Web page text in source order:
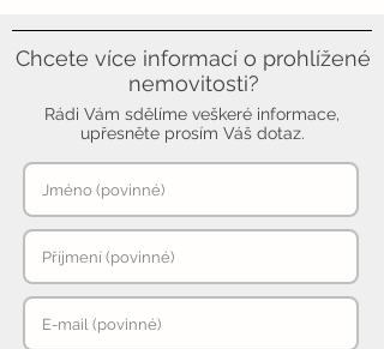
Chcete více informací o prohlížené
nemovitosti?
Rádi Vám sdělíme veškeré informace,
upřesněte prosím Váš dotaz.